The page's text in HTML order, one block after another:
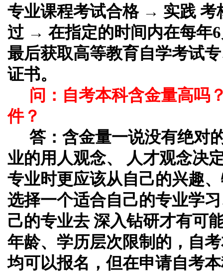
专业课程考试合格 → 实践
过 → 在指定的时间内在每年
最后获取高等教育自学考试
证书。
问：自考本科含金量高吗
件？
答： 含金量一说没有绝对
业的用人观念、 人才观念决
专业时更应该从自己的兴趣
选择一个适合自己的专业学
己的专业去 深入钻研才有可
年龄、学历层次限制的，自
均可以报名，但在申请自考